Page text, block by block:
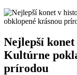
Nejlepší
Kultúrne
prírodou